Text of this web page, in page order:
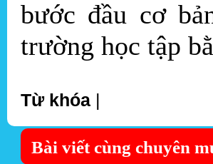
bước đầu cơ
trường học tập
Từ khóa |
Bài viết cùng chuyên